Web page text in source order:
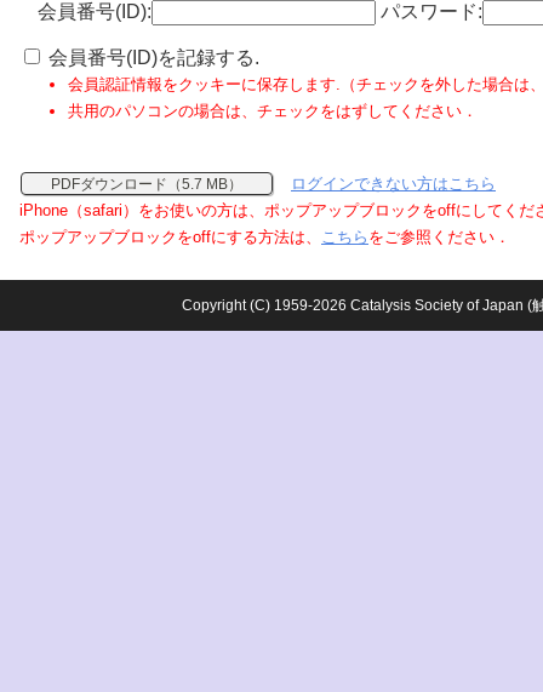
会員番号(ID): パスワード:
会員番号(ID)を記録する.
会員認証情報をクッキーに保存します.（チェックを外した場合は
共用のパソコンの場合は、チェックをはずしてください．
PDFダウンロード（5.7 MB）
ログインできない方はこちら
iPhone（safari）をお使いの方は、ポップアップブロックをoffにしてくだ
ポップアップブロックをoffにする方法は、 こちら をご参照ください．
Copyright (C) 1959-2026 Catalysis Society of Japan (